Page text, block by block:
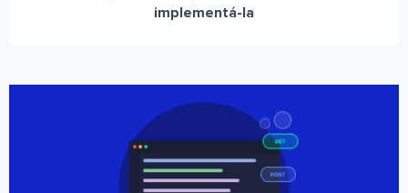
implementá-la